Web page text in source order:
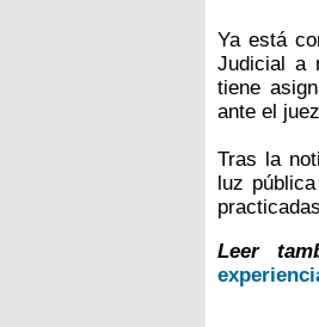
Ya está
Judicial a
tiene
ante el
Tras la
luz
Leer